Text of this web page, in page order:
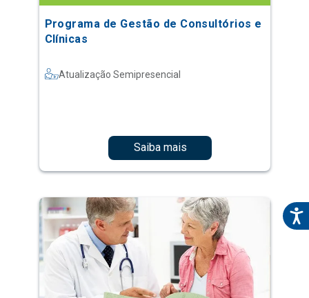
Programa de Gestão de Consultórios e
Clínicas
Atualização Semipresencial
Saiba mais